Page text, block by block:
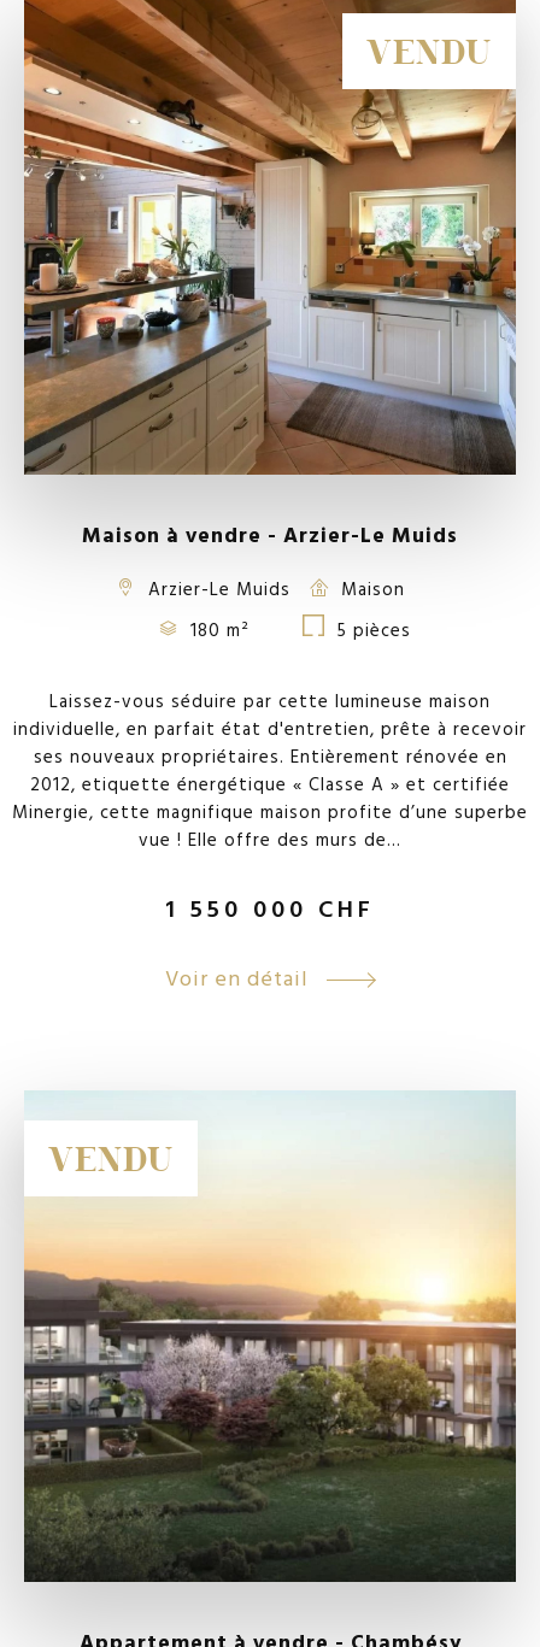
VENDU
Maison à vendre - Arzier-Le Muids
Arzier-Le Muids
Maison
180 m²
5 pièces
Laissez-vous séduire par cette lumineuse maison
individuelle, en parfait état d'entretien, prête à recevoir
ses nouveaux propriétaires. Entièrement rénovée en
2012, etiquette énergétique « Classe A » et certifiée
Minergie, cette magnifique maison profite d’une superbe
vue ! Elle offre des murs de...
1 550 000 CHF
Voir en détail
VENDU